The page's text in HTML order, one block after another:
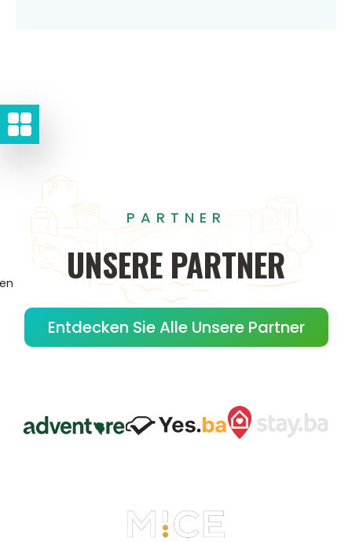
PARTNER
UNSERE PARTNER
Entdecken Sie Alle Unsere Partner